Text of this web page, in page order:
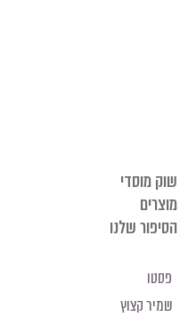
שוק מוסדי
מוצרים
הסיפור שלנו
פסטו
שמיר קצוץ